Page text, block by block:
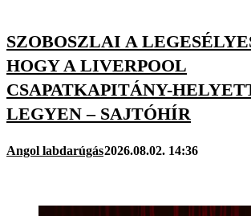
SZOBOSZLAI A
HOGY A LIVERPOOL
CSAPATKAPITÁNY-
LEGYEN – SAJTÓHÍR
Angol labdarúgás2026.08.02. 14:36